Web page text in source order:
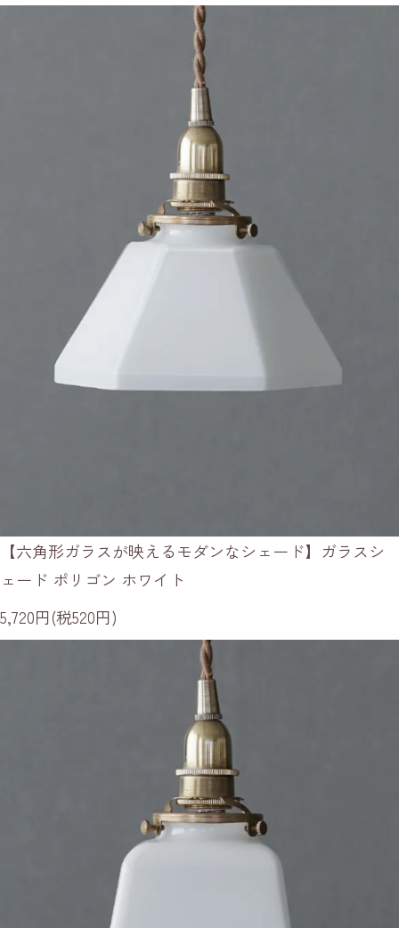
【六角形ガラスが映えるモダンなシェード】ガラスシ
ェード ポリゴン ホワイト
5,720円(税520円)